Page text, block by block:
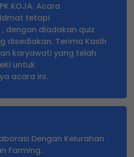
KOJA. Acara
tetapi
dengan diadakan quiz
disediakan. Terima Kasih
karyawati yang telah
untuk
acara ini.
Dengan Kelurahan
Farming.